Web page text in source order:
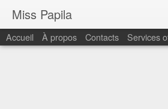
Miss Papila
Accueil À propos Contacts Services